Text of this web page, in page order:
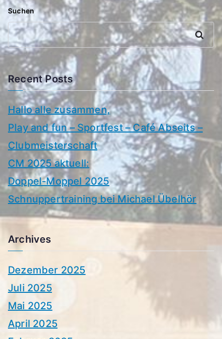
Suchen
Suchen
Recent Posts
Hallo alle zusammen,
Play and fun – Sportfest – Café Abseits –
Clubmeisterschaft
CM 2025 aktuell:
Doppel-Moppel 2025
Schnuppertraining bei Michael Übelhör
Archives
Dezember 2025
Juli 2025
Mai 2025
April 2025